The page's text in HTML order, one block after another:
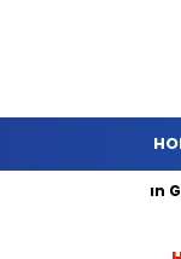
Kebakaran Gudang